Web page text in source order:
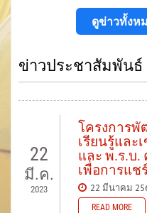
ดูข่าวทั้งห
ข่าวประชาสัมพันธ์
22
มี.ค.
2023
โครงการพั
เรียนรู้และ
และ พ.ร.บ
เพื่อการแ
22 มีนาคม
READ MORE